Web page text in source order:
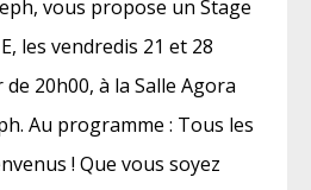
vous propose un Stage
les vendredis 21 et 28
20h00, à la Salle Agora
Au programme : Tous les
! Que vous soyez